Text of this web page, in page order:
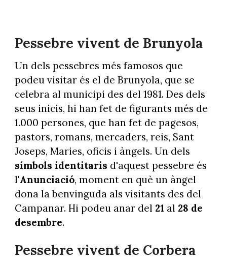
Pessebre vivent de Brunyola
Un dels pessebres més famosos que
podeu visitar és el de Brunyola, que se
celebra al municipi des del 1981. Des dels
seus inicis, hi han fet de figurants més de
1.000 persones, que han fet de pagesos,
pastors, romans, mercaders, reis, Sant
Joseps, Maries, oficis i àngels. Un dels
símbols identitaris d'aquest pessebre és
l'Anunciació, moment en què un àngel
dona la benvinguda als visitants des del
Campanar. Hi podeu anar del 21 al 28 de
desembre.
Pessebre vivent de Corbera